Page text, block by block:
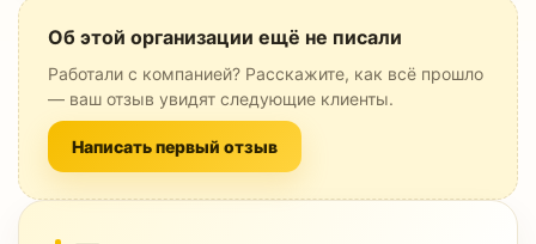
Об этой организации ещё не писали
Работали с компанией? Расскажите, как всё прошло
— ваш отзыв увидят следующие клиенты.
Написать первый отзыв